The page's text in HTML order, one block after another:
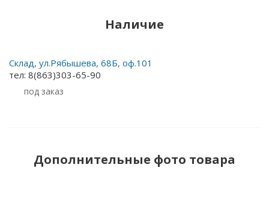
Наличие
Склад, ул.Рябышева, 68Б, оф.101
тел: 8(863)303-65-90
Под заказ
Дополнительные фото товара